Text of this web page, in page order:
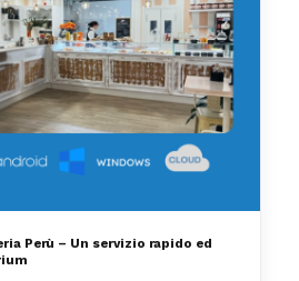
Perù – Un servizio rapido ed